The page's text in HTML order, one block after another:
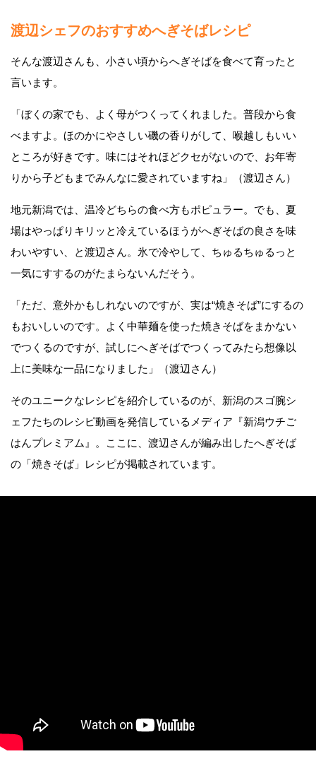
渡辺シェフのおすすめへぎそばレシピ
そんな渡辺さんも、小さい頃からへぎそばを食べて育ったと
言います。
「ぼくの家でも、よく母がつくってくれました。普段から食
べますよ。ほのかにやさしい磯の香りがして、喉越しもいい
ところが好きです。味にはそれほどクセがないので、お年寄
りから子どもまでみんなに愛されていますね」（渡辺さん）
地元新潟では、温冷どちらの食べ方もポピュラー。でも、夏
場はやっぱりキリッと冷えているほうがへぎそばの良さを味
わいやすい、と渡辺さん。氷で冷やして、ちゅるちゅるっと
一気にすするのがたまらないんだそう。
「ただ、意外かもしれないのですが、実は“焼きそば”にするの
もおいしいのです。よく中華麺を使った焼きそばをまかない
でつくるのですが、試しにへぎそばでつくってみたら想像以
上に美味な一品になりました」（渡辺さん）
そのユニークなレシピを紹介しているのが、新潟のスゴ腕シ
ェフたちのレシピ動画を発信しているメディア『新潟ウチご
はんプレミアム』。ここに、渡辺さんが編み出したへぎそば
の「焼きそば」レシピが掲載されています。